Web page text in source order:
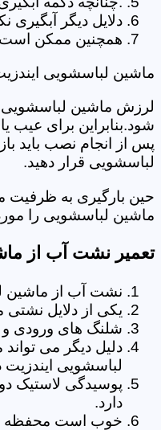
دلایل دیگر
همچنین ممکن است
ماشین لباسشویی
لرزش ماشین لباسشویی
شود.بنابراین برای عیب
پس از انجام نصب باید
لباسشویی قرار دهید.
حین بارگیری به ظرفیت
ماشین لباسشویی را
تعمیر نشت آب از
نشت آب از ماشین
یکی از دلایل
شلنگ های ورودی و
دلیل دیگر می
لباسشویی
پوسیدگی لاستیک
دارد.
خوب است محفظه جا